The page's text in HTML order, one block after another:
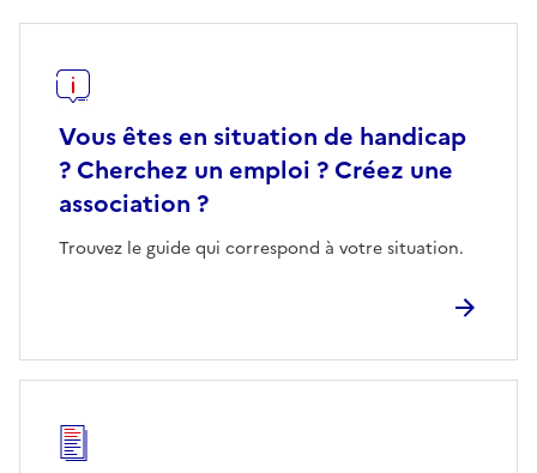
Vous êtes en situation de handicap
? Cherchez un emploi ? Créez une
association ?
Trouvez le guide qui correspond à votre situation.